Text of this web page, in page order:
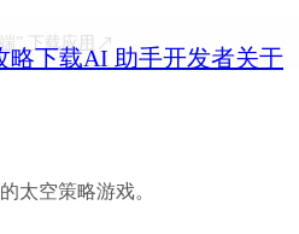
略下载AI 助手开发者关于
”下载应用
太空策略游戏。